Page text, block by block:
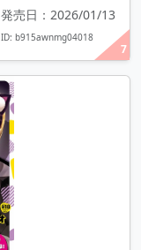
7
発売日：2026/01/13
ID: b915awnmg04018